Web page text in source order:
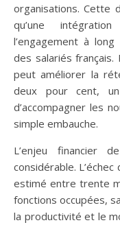
organisations. Cette
qu’une
l’engagement à
des salariés
peut améliorer la
deux pour cent, un
d’accompagner les
simple embauche.
L’enjeu financier
considérable.
estimé entre trente
fonctions occupées,
la productivité et le